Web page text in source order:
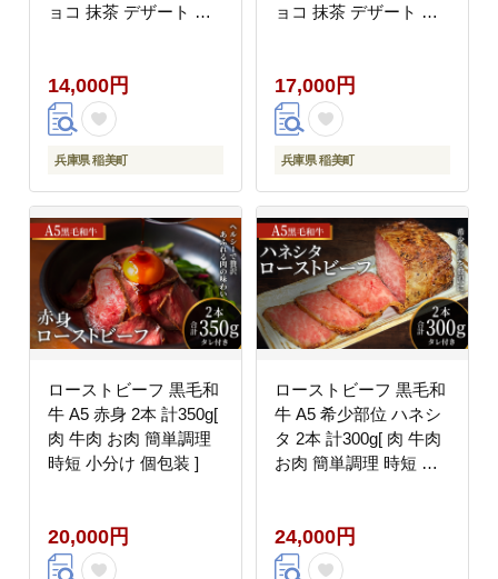
ョコ 抹茶 デザート ス
14,000円
兵庫県 稲美町
ョコ 抹茶 デザート ス
17,000円
兵庫県 稲美町
ローストビーフ 黒毛和
牛 A5 赤身 2本 計350g[
肉 牛肉 お肉 簡単調理
時短 小分け 個包装 ]
20,000円
ローストビーフ 黒毛和
牛 A5 希少部位 ハネシ
タ 2本 計300g[ 肉 牛肉
お肉 簡単調理 時短 小
24,000円